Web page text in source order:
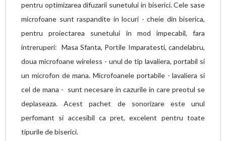
pentru optimizarea difuzarii sunetului in biserici. Cele sase
microfoane sunt raspandite in locuri - cheie din biserica,
pentru proiectarea sunetului in mod impecabil, fara
intreruperi: Masa Sfanta, Portile Imparatesti, candelabru,
doua microfoane wireless - unul de tip lavaliera, portabil si
un microfon de mana. Microfoanele portabile - lavaliera si
cel de mana - sunt necesare in cazurile in care preotul se
deplaseaza. Acest pachet de sonorizare este unul
perfomant si accesibil ca pret, excelent pentru toate
tipurile de biserici.